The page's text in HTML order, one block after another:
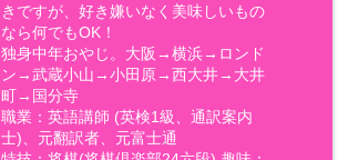
きですが、好き嫌いなく美味しいもの
なら何でもOK！
独身中年おやじ。大阪→横浜→ロンド
ン→武蔵小山→小田原→西大井→大井
町→国分寺
職業：英語講師 (英検1級、通訳案内
士)、元翻訳者、元富士通